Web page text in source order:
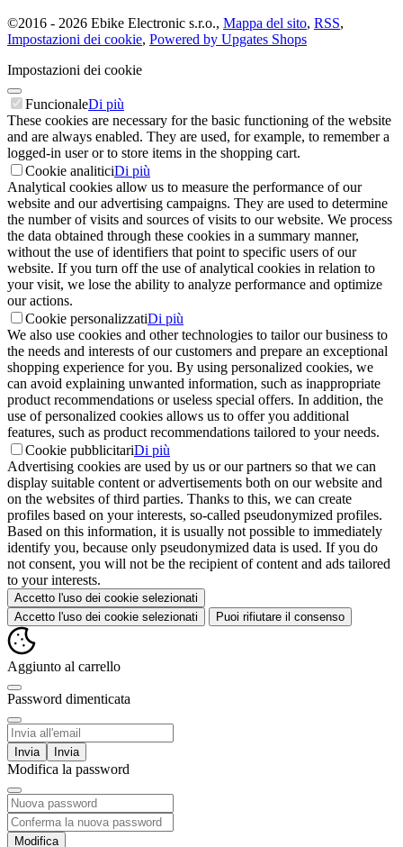
©2016 - 2026 Ebike Electronic s.r.o., Mappa del sito, RSS,
Impostazioni dei cookie, Powered by Upgates Shops
Impostazioni dei cookie
FuncionaleDi più
These cookies are necessary for the basic functioning of the website
and are always enabled. They are used, for example, to remember a
logged-in user or to store items in the shopping cart.
Cookie analiticiDi più
Analytical cookies allow us to measure the performance of our
website and our advertising campaigns. They are used to determine
the number of visits and sources of visits to our website. We process
the data obtained through these cookies in a summary manner,
without the use of identifiers that point to specific users of our
website. If you turn off the use of analytical cookies in relation to
your visit, we lose the ability to analyze performance and optimize
our actions.
Cookie personalizzatiDi più
We also use cookies and other technologies to tailor our business to
the needs and interests of our customers and prepare an exceptional
shopping experience for you. By using personalized cookies, we
can avoid explaining unwanted information, such as inappropriate
product recommendations or useless special offers. In addition, the
use of personalized cookies allows us to offer you additional
features, such as product recommendations tailored to your needs.
Cookie pubblicitariDi più
Advertising cookies are used by us or our partners so that we can
display suitable content or advertisements both on our website and
on the websites of third parties. Thanks to this, we can create
profiles based on your interests, so-called pseudonymized profiles.
Based on this information, it is usually not possible to immediately
identify you, because only pseudonymized data is used. If you do
not consent, you will not be the recipient of content and ads tailored
to your interests.
Accetto l'uso dei cookie selezionati
Accetto l'uso dei cookie selezionati
Puoi rifiutare il consenso
Aggiunto al carrello
Password dimenticata
Invia
Modifica la password